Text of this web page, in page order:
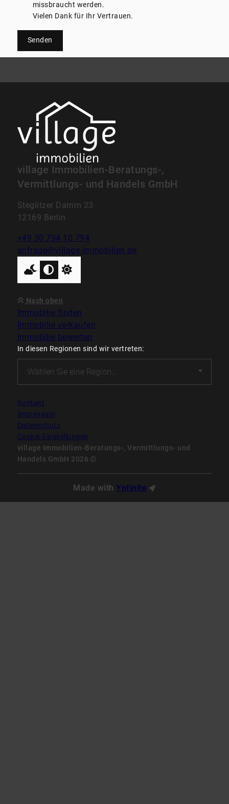
missbraucht werden.
Vielen Dank für Ihr Vertrauen.
Senden
village Immobilien-Beratungs-,
Vermittlungs- und Handels GmbH
Steglitzer Damm 23
12169 Berlin
+49 30 794 10 794
anfrage@village-immobilien.de
In diesen Regionen sind wir vertreten:
Nach oben
Immobilie finden
Immobilie verkaufen
Immobilie bewerten
Kontakt
Impressum
Datenschutz
Cookie-Einstellungen
village Immobilien-Beratungs-, Vermittlungs- und
Handels GmbH 2026
Made with Ynfinite